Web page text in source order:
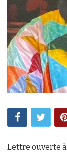
Lettre ouverte